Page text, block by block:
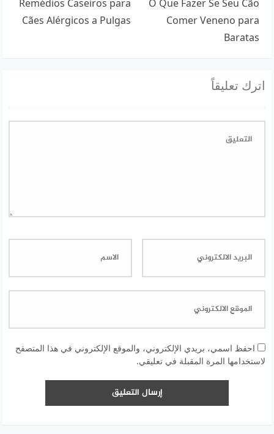
O Que Fazer Se Seu Cão
Comer Veneno para
Baratas
Remédios Caseiros para
Cães Alérgicos a Pulgas
اترك تعليقاً
احفظ اسمي، بريدي الإلكتروني، والموقع الإلكتروني في هذا المتصفح
لاستخدامها المرة المقبلة في تعليقي.